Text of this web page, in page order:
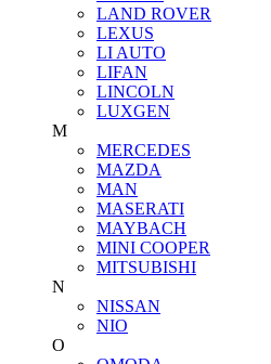
LAND ROVER
LEXUS
LI AUTO
LIFAN
LINCOLN
LUXGEN
M
MERCEDES
MAZDA
MAN
MASERATI
MAYBACH
MINI COOPER
MITSUBISHI
N
NISSAN
NIO
O